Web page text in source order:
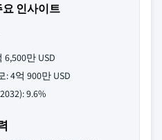
인사이트
만 USD
4억 900만 USD
9.6%